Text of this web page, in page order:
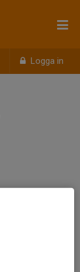
Logga in